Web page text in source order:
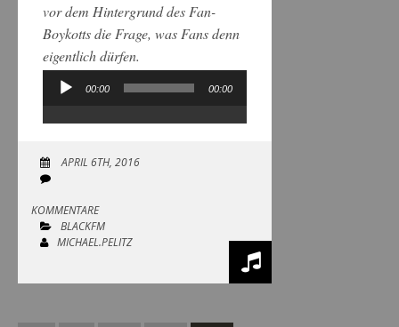
vor dem Hintergrund des Fan-
Boykotts die Frage, was Fans denn
eigentlich dürfen.
Audio-
00:00 00:00
APRIL 6TH, 2016
KOMMENTARE
BLACKFM
MICHAEL.PELITZ